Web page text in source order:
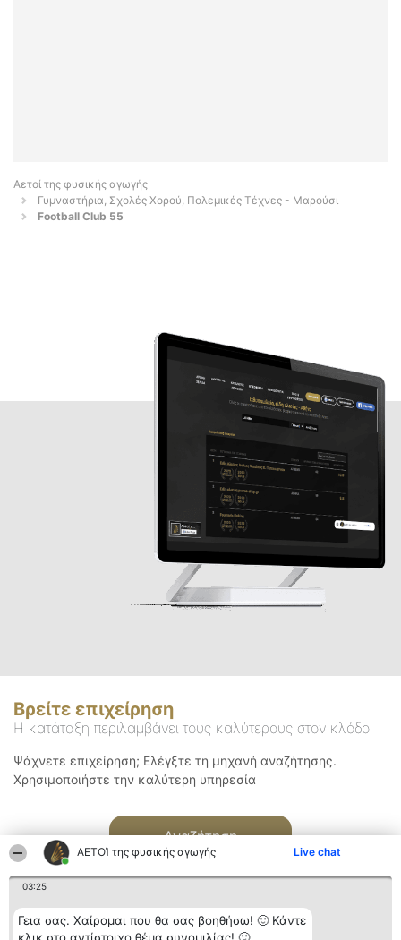
ΑΕΤΟΊ της φυσικής αγωγής Live chat
03:25
Γεια σας. Χαίρομαι που θα σας βοηθήσω! 🙂 Κάντε
Αετοί της φυσικής αγωγής
Γυμναστήρια, Σχολές Χορού, Πολεμικές Τέχνες - Μαρούσι
Football Club 55
Βρείτε επιχείρηση
Η κατάταξη περιλαμβάνει τους καλύτερους στον κλάδο
Ψάχνετε επιχείρηση; Ελέγξτε τη μηχανή αναζήτησης.
Χρησιμοποιήστε την καλύτερη υπηρεσία
Αναζήτηση